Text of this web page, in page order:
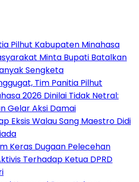
Pilhut Kabupaten Minahasa
Minta Bupati Batalkan
Sengketa
Tim Panitia Pilhut
2026 Dinilai Tidak Netral:
Gelar Aksi Damai
Eksis Walau Sang Maestro Didi
Keras Dugaan Pelecehan
Terhadap Ketua DPRD